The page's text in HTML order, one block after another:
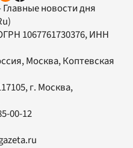
Главные новости дня
1067761730376, ИНН
Москва, Коптевская
, г. Москва,
00-12